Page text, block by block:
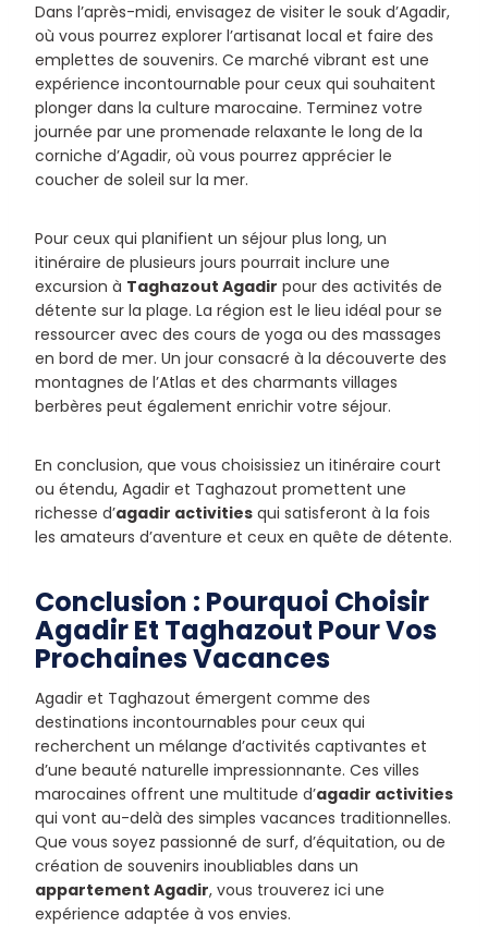
Dans l’après-midi, envisagez de visiter le souk d’Agadir,
où vous pourrez explorer l’artisanat local et faire des
emplettes de souvenirs. Ce marché vibrant est une
expérience incontournable pour ceux qui souhaitent
plonger dans la culture marocaine. Terminez votre
journée par une promenade relaxante le long de la
corniche d’Agadir, où vous pourrez apprécier le
coucher de soleil sur la mer.
Pour ceux qui planifient un séjour plus long, un
itinéraire de plusieurs jours pourrait inclure une
excursion à Taghazout Agadir pour des activités de
détente sur la plage. La région est le lieu idéal pour se
ressourcer avec des cours de yoga ou des massages
en bord de mer. Un jour consacré à la découverte des
montagnes de l’Atlas et des charmants villages
berbères peut également enrichir votre séjour.
En conclusion, que vous choisissiez un itinéraire court
ou étendu, Agadir et Taghazout promettent une
richesse d’agadir activities qui satisferont à la fois
les amateurs d’aventure et ceux en quête de détente.
Conclusion : Pourquoi Choisir
Agadir Et Taghazout Pour Vos
Prochaines Vacances
Agadir et Taghazout émergent comme des
destinations incontournables pour ceux qui
recherchent un mélange d’activités captivantes et
d’une beauté naturelle impressionnante. Ces villes
marocaines offrent une multitude d’agadir activities
qui vont au-delà des simples vacances traditionnelles.
Que vous soyez passionné de surf, d’équitation, ou de
création de souvenirs inoubliables dans un
appartement Agadir, vous trouverez ici une
expérience adaptée à vos envies.